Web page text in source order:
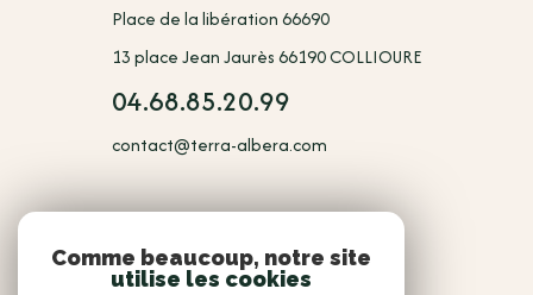
Place de la libération 66690
13 place Jean Jaurès 66190 COLLIOURE
04.68.85.20.99
contact@terra-albera.com
Adhérents
Comme beaucoup, notre site
utilise les cookies